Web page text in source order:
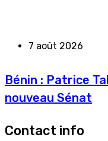
7 août 2026
Bénin : Patrice
nouveau Sénat
Contact info